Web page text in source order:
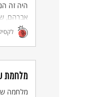
היה זה
אברהם,
הוא
לדורות,
מלחמת
מלחמה